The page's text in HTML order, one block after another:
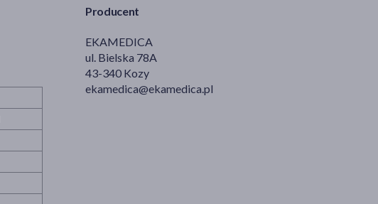
Producent
EKAMEDICA
ul. Bielska 78A
43-340 Kozy
ekamedica@ekamedica.pl